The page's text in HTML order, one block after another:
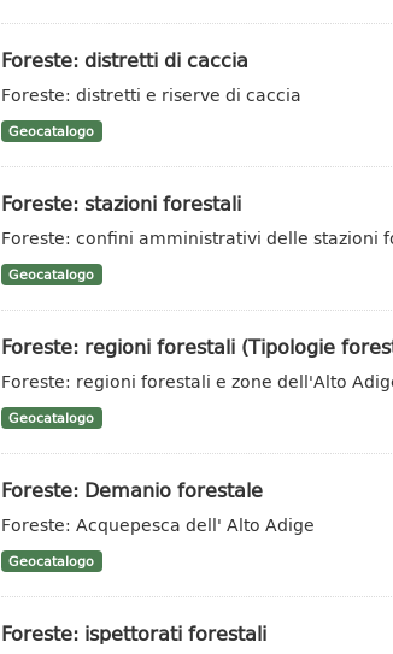
Foreste: distretti di caccia
Foreste: distretti e riserve di caccia
Geocatalogo
Foreste: stazioni forestali
Foreste: confini amministrativi delle stazioni
Geocatalogo
Foreste: regioni forestali (Tipologie
Foreste: regioni forestali e zone dell'Alto
Geocatalogo
Foreste: Demanio forestale
Foreste: Acquepesca dell' Alto Adige
Geocatalogo
Foreste: ispettorati forestali